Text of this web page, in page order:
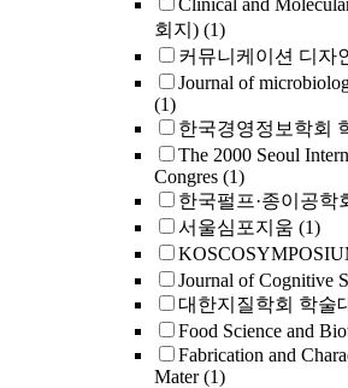
Clinical and
회지) (1)
커뮤니케이션 디자
Journal of
(1)
한국경영정보학회
The 2000 Seoul
Congres (1)
한국펄프·종이공학
서울심포지움 (1)
Journal of Cognitive
대한지질학회 학술
Food Science and
Fabrication and
Mater (1)